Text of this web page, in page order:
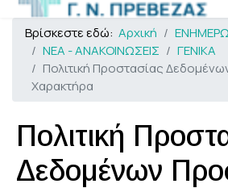
Βρίσκεστε εδώ: Αρχική
ΝΕΑ - ΑΝΑΚΟΙΝΩΣΕΙΣ
ΓΕΝΙΚΑ
Πολιτική Προστασίας
Χαρακτήρα
Πολιτική
Δεδομένων